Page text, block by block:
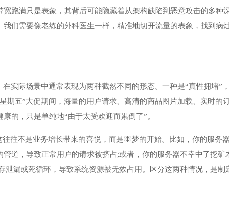
跑满只是表象，其背后可能隐藏着从架构缺陷到恶意攻击的多种
们需要像老练的外科医生一样，精准地切开流量的表象，找到病
实际场景中通常表现为两种截然不同的形态。一种是“真性拥堵”
期五”大促期间，海量的用户请求、高清的商品图片加载、实时的
的，只是单纯地“由于太受欢迎而累倒了”。
往不是业务增长带来的喜悦，而是噩梦的开始。比如，你的服务
道，导致正常用户的请求被挤占;或者，你的服务器不幸中了挖矿
漏或死循环，导致系统资源被无效占用。区分这两种情况，是制